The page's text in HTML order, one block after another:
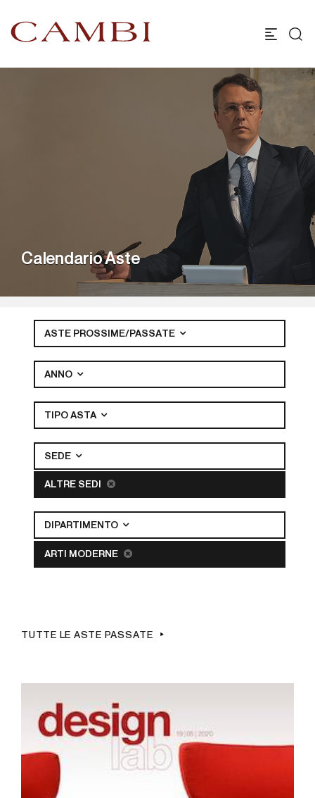
Calendario Aste
ASTE PROSSIME/PASSATE
ANNO
TIPO ASTA
SEDE
ALTRE SEDI
DIPARTIMENTO
ARTI MODERNE
TUTTE LE ASTE PASSATE